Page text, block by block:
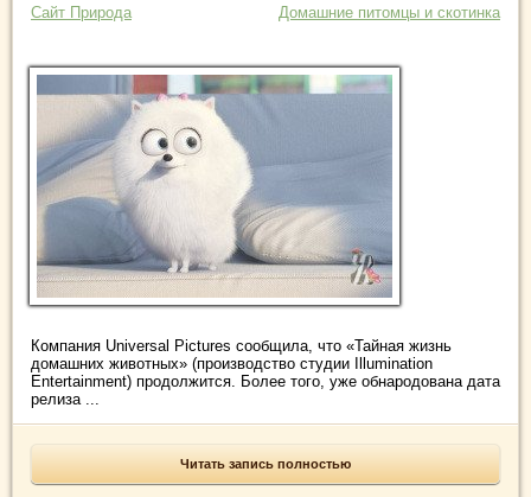
Сайт Природа Домашние питомцы и скотинка
Компания Universal Pictures сообщила, что «Тайная жизнь
домашних животных» (производство студии Illumination
Entertainment) продолжится. Более того, уже обнародована дата
релиза ...
Читать запись полностью